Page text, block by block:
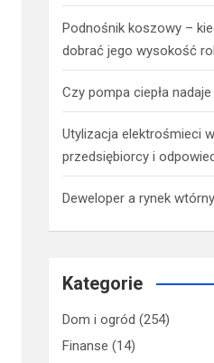
Podnośnik koszowy –
dobrać jego wysokość
Czy pompa ciepła
Utylizacja elektrośmieci
przedsiębiorcy i
Deweloper a rynek
Kategorie
Dom i ogród (254)
Finanse (14)